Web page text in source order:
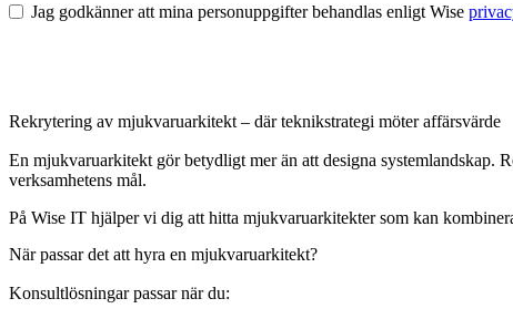
Jag godkänner att mina personuppgifter behandlas enligt Wise
Rekrytering av mjukvaruarkitekt – där teknikstrategi möter affärsvärde
En mjukvaruarkitekt gör betydligt mer än att designa systemlandskap.
verksamhetens mål.
På Wise IT hjälper vi dig att hitta mjukvaruarkitekter som kan
När passar det att hyra en mjukvaruarkitekt?
Konsultlösningar passar när du: